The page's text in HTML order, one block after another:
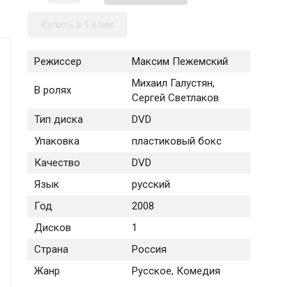
Режиссер Максим Пежемский
В ролях
Михаил Галустян,
Сергей Светлаков
Тип диска
DVD
Упаковка
пластиковый бокс
Качество
DVD
Язык
русский
Год
2008
Дисков
1
Страна
Россия
Жанр
Русское, Комедия